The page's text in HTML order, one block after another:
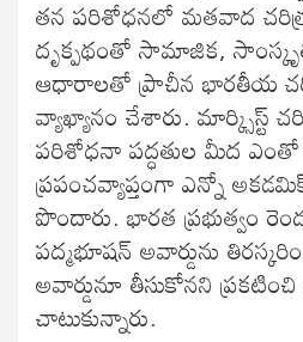
తన పరిశోధనలో మతవాద
దృక్పథంతో సామాజిక,
ఆధారాలతో ప్రాచీన భారతీయ
వ్యాఖ్యానం చేశారు. మార్క్సిస్ట్
పరిశోధనా పద్ధతుల మీద ఎంతో
ప్రపంచవ్యాప్తంగా ఎన్నో
పొందారు. భారత ప్రభుత్వం
పద్మభూషన్ అవార్డును
అవార్డునూ తీసుకోనని
చాటుకున్నారు.